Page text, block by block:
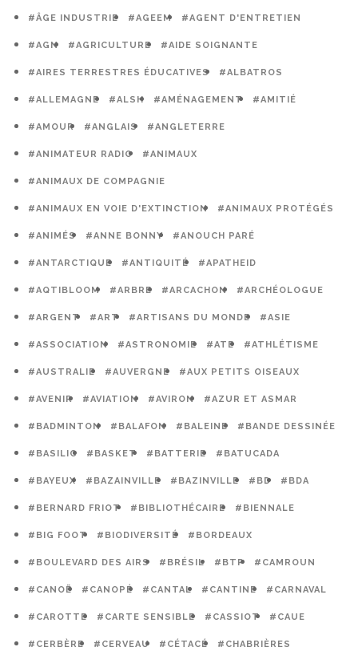
#ÂGE INDUSTRIE #AGEEM #AGENT D'ENTRETIEN
#AGN #AGRICULTURE #AIDE SOIGNANTE
#AIRES TERRESTRES ÉDUCATIVES #ALBATROS
#ALLEMAGNE #ALSH #AMÉNAGEMENT #AMITIÉ
#AMOUR #ANGLAIS #ANGLETERRE
#ANIMATEUR RADIO #ANIMAUX
#ANIMAUX DE COMPAGNIE
#ANIMAUX EN VOIE D'EXTINCTION #ANIMAUX PROTÉGÉS
#ANIMÉS #ANNE BONNY #ANOUCH PARÉ
#ANTARCTIQUE #ANTIQUITÉ #APATHEID
#AQTIBLOOM #ARBRE #ARCACHON #ARCHÉOLOGUE
#ARGENT #ART #ARTISANS DU MONDE #ASIE
#ASSOCIATION #ASTRONOMIE #ATE #ATHLÉTISME
#AUSTRALIE #AUVERGNE #AUX PETITS OISEAUX
#AVENIR #AVIATION #AVIRON #AZUR ET ASMAR
#BADMINTON #BALAFON #BALEINE #BANDE DESSINÉE
#BASILIC #BASKET #BATTERIE #BATUCADA
#BAYEUX #BAZAINVILLE #BAZINVILLE #BD #BDA
#BERNARD FRIOT #BIBLIOTHÉCAIRE #BIENNALE
#BIG FOOT #BIODIVERSITÉ #BORDEAUX
#BOULEVARD DES AIRS #BRÉSIL #BTP #CAMROUN
#CANOË #CANOPÉ #CANTAL #CANTINE #CARNAVAL
#CAROTTE #CARTE SENSIBLE #CASSIOT #CAUE
#CERBÈRE #CERVEAU #CÉTACÉ #CHABRIÈRES